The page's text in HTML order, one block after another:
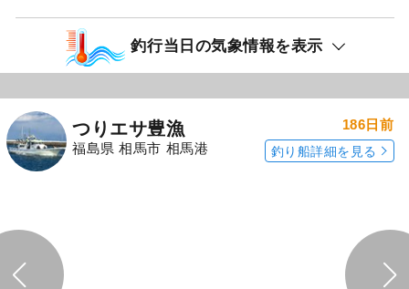
釣行当日の気象情報を表示
つりエサ豊漁
福島県 相馬市 相馬港
186日前
釣り船詳細を見る